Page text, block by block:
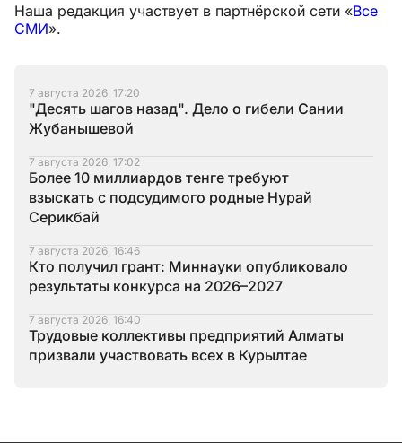
Наша редакция участвует в партнёрской сети «Все
СМИ».
7 августа 2026, 17:20
"Десять шагов назад". Дело о гибели Сании
Жубанышевой
7 августа 2026, 17:02
Более 10 миллиардов тенге требуют
взыскать с подсудимого родные Нурай
Серикбай
7 августа 2026, 16:46
Кто получил грант: Миннауки опубликовало
результаты конкурса на 2026–2027
7 августа 2026, 16:40
Трудовые коллективы предприятий Алматы
призвали участвовать всех в Курылтае